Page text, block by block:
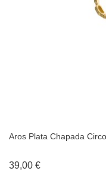
Aros Plata Chapada
39,00 €Precio